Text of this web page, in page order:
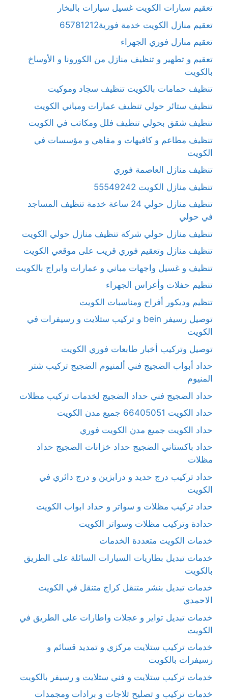
تعقيم سيارات الكويت غسيل سيارات بالبخار
تعقيم منازل الكويت خدمة فورية65781212
تعقيم منازل فوري الجهراء
تعقيم و تطهير و تنظيف منازل من الكورونا و الأوساخ
بالكويت
تنظيف حمامات بالكويت تنظيف سجاد وموكيت
تنظيف ستائر حولي تنظيف عمارات ومباني الكويت
تنظيف شقق بحولي تنظيف فلل ومكاتب في الكويت
تنظيف مطاعم و كافيهات و مقاهي و مؤسسات في
الكويت
تنظيف منازل العاصمة فوري
تنظيف منازل الكويت 55549242
تنظيف منازل حولي 24 ساعة خدمة تنظيف المساجد
في حولي
تنظيف منازل حولي شركة تنظيف منازل حولي الكويت
تنظيف منازل وتعقيم فوري قريب على موقعي الكويت
تنظيف و غسيل واجهات مباني و عمارات وابراج بالكويت
تنظيم حفلات وأعراس الجهراء
تنظيم وديكور أفراح ومناسبات الكويت
توصيل رسيفر bein و تركيب ستلايت و رسيفرات في
الكويت
توصيل وتركيب أخبار طابعات فوري الكويت
حداد أبواب الضجيج فني ألمنيوم الضجيج تركيب شتر
المنيوم
حداد الضجيج فني حداد الضجيج لخدمات تركيب مظلات
حداد الكويت 66405051 جميع مدن الكويت
حداد الكويت جميع مدن الكويت فوري
حداد باكستاني الضجيج حداد خزانات الضجيج حداد
مظلات
حداد تركيب درج حديد و درابزين و درج دائري في
الكويت
حداد تركيب مظلات و سواتر و حداد ابواب الكويت
حدادة وتركيب مظلات وسواتر الكويت
خدمات الكويت متعددة الخدمات
خدمات تبديل بطاريات السيارات السائلة على الطريق
بالكويت
خدمات تبديل بنشر متنقل كراج متنقل في الكويت
الاحمدي
خدمات تبديل تواير و عجلات واطارات على الطريق في
الكويت
خدمات تركيب ستلايت مركزي و تمديد قسائم و
رسيفرات بالكويت
خدمات تركيب ستلايت و فني ستلايت و رسيفر بالكويت
خدمات تركيب و تصليح ثلاجات و برادات ومجمدات